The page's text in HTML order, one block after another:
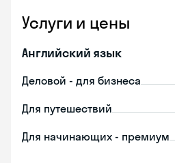
Услуги и цены
Английский язык
Деловой - для бизнеса
Для путешествий
Для начинающих - премиум